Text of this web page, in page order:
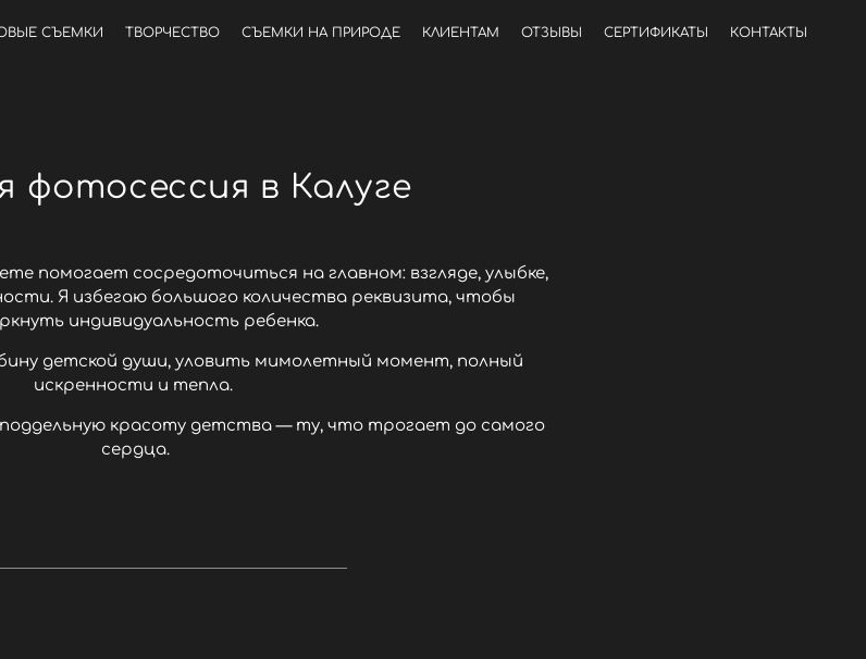
СЪЕМКИ ТВОРЧЕСТВО СЪЕМКИ НА ПРИРОДЕ КЛИЕНТАМ ОТЗЫВЫ СЕРТИФИКАТЫ КОНТАКТЫ
фотосессия в Калуге
помогает сосредоточиться на главном: взгляде, улыбке,
Я избегаю большого количества реквизита, чтобы
индивидуальность ребенка.
детской души, уловить мимолетный момент, полный
искренности и тепла.
красоту детства — ту, что трогает до самого
сердца.